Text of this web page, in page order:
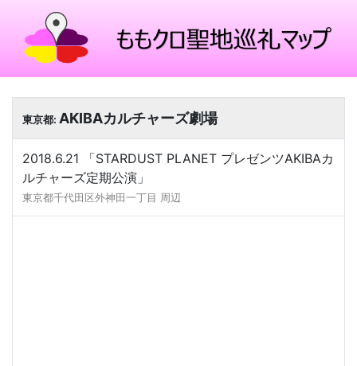
東京都: AKIBAカルチャーズ劇場
2018.6.21 「STARDUST PLANET プレゼンツAKIBAカ
ルチャーズ定期公演」
東京都千代田区外神田一丁目 周辺